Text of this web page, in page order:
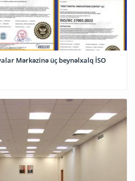
Mərkəzinə üç beynəlxalq İSO